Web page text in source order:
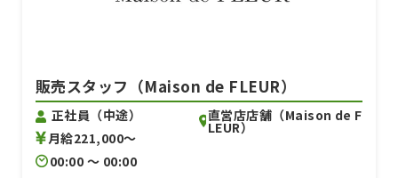
販売スタッフ（Maison de FLEUR）
正社員（中途）
月給221,000〜
00:00 〜 00:00
直営店店舗（Maison de F
LEUR）